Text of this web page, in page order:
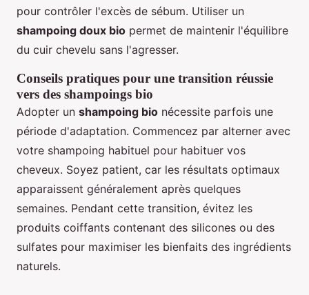
pour contrôler l'excès de sébum. Utiliser un
shampoing doux bio permet de maintenir l'équilibre
du cuir chevelu sans l'agresser.
Conseils pratiques pour une transition réussie
vers des shampoings bio
Adopter un shampoing bio nécessite parfois une
période d'adaptation. Commencez par alterner avec
votre shampoing habituel pour habituer vos
cheveux. Soyez patient, car les résultats optimaux
apparaissent généralement après quelques
semaines. Pendant cette transition, évitez les
produits coiffants contenant des silicones ou des
sulfates pour maximiser les bienfaits des ingrédients
naturels.